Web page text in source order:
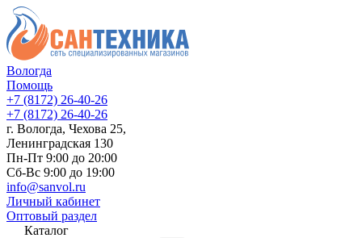
Вологда
Помощь
+7 (8172) 26-40-26
+7 (8172) 26-40-26
г. Вологда, Чехова 25,
Ленинградская 130
Пн-Пт 9:00 до 20:00
Сб-Вс 9:00 до 19:00
info@sanvol.ru
Личный кабинет
Оптовый раздел
Каталог